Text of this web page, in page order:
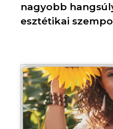
nagyobb
esztétikai